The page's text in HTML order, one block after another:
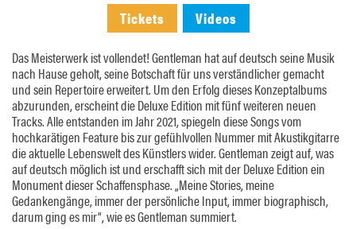
Tickets Videos
Das Meisterwerk ist vollendet! Gentleman hat auf deutsch seine Musik
nach Hause geholt, seine Botschaft für uns verständlicher gemacht
und sein Repertoire erweitert. Um den Erfolg dieses Konzeptalbums
abzurunden, erscheint die Deluxe Edition mit fünf weiteren neuen
Tracks. Alle entstanden im Jahr 2021, spiegeln diese Songs vom
hochkarätigen Feature bis zur gefühlvollen Nummer mit Akustikgitarre
die aktuelle Lebenswelt des Künstlers wider. Gentleman zeigt auf, was
auf deutsch möglich ist und erschafft sich mit der Deluxe Edition ein
Monument dieser Schaffensphase. „Meine Stories, meine
Gedankengänge, immer der persönliche Input, immer biographisch,
darum ging es mir“, wie es Gentleman summiert.